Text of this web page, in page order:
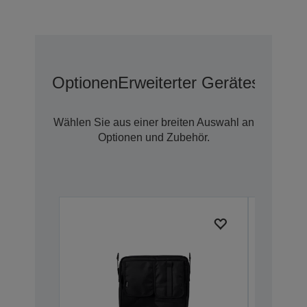
OptionenErweiterter Geräteschutz
Wählen Sie aus einer breiten Auswahl an
Optionen und Zubehör.